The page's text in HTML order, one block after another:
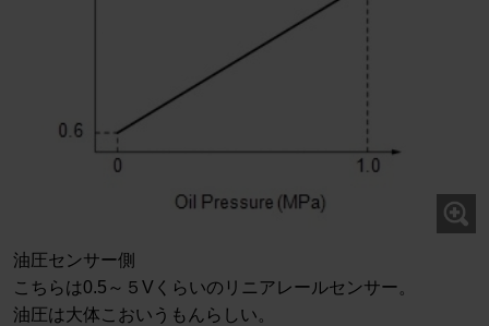
油圧センサー側
こちらは0.5～５Vくらいのリニアレールセンサー。
油圧は大体こおいうもんらしい。